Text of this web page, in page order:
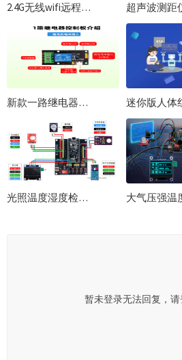
2.4G无线wifi远程控制模块配网教程物联网继电器控制一体wifi远程模块
新款一路继电器控制板 高低电平触发 板载K跳帽供电
光照温度湿度检测显示阈值控制Pico-RP2040使用Python编程实战开发教程
暂未登录无法回复，请